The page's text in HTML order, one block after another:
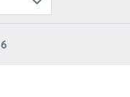
6